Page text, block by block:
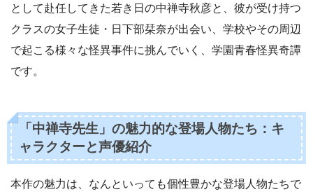
として赴任してきた若き日の中禅寺秋彦と、彼が受け持つ
クラスの女子生徒・日下部栞奈が出会い、学校やその周辺
で起こる様々な怪異事件に挑んでいく、学園青春怪異奇譚
です。
「中禅寺先生」の魅力的な登場人物たち：キ
ャラクターと声優紹介
本作の魅力は、なんといっても個性豊かな登場人物たちで